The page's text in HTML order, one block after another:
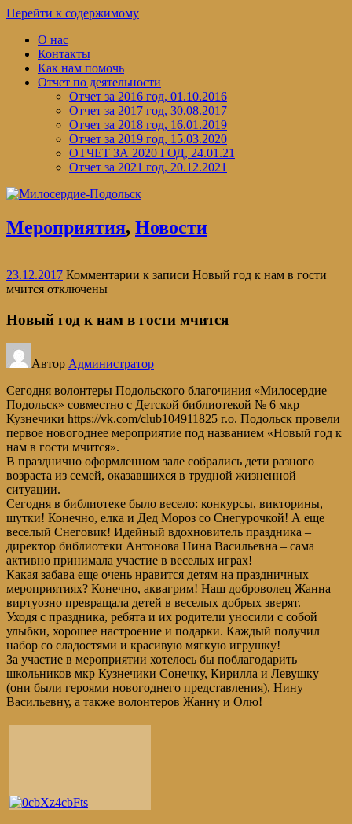
Перейти к содержимому
О нас
Контакты
Как нам помочь
Отчет по деятельности
Отчет за 2016 год, 01.10.2016
Отчет за 2017 год, 30.08.2017
Отчет за 2018 год, 16.01.2019
Отчет за 2019 год, 15.03.2020
ОТЧЕТ ЗА 2020 ГОД, 24.01.21
Отчет за 2021 год, 20.12.2021
Мероприятия, Новости
23.12.2017 Комментарии к записи Новый год к нам в гости
мчится отключены
Новый год к нам в гости мчится
Автор Администратор
Сегодня волонтеры Подольского благочиния «Милосердие –
Подольск» совместно с Детской библиотекой № 6 мкр
Кузнечики https://vk.com/club104911825 г.о. Подольск провели
первое новогоднее мероприятие под названием «Новый год к
нам в гости мчится».
В празднично оформленном зале собрались дети разного
возраста из семей, оказавшихся в трудной жизненной
ситуации.
Сегодня в библиотеке было весело: конкурсы, викторины,
шутки! Конечно, елка и Дед Мороз со Снегурочкой! А еще
веселый Снеговик! Идейный вдохновитель праздника –
директор библиотеки Антонова Нина Васильевна – сама
активно принимала участие в веселых играх!
Какая забава еще очень нравится детям на праздничных
мероприятиях? Конечно, аквагрим! Наш доброволец Жанна
виртуозно превращала детей в веселых добрых зверят.
Уходя с праздника, ребята и их родители уносили с собой
улыбки, хорошее настроение и подарки. Каждый получил
набор со сладостями и красивую мягкую игрушку!
За участие в мероприятии хотелось бы поблагодарить
школьников мкр Кузнечики Сонечку, Кирилла и Левушку
(они были героями новогоднего представления), Нину
Васильевну, а также волонтеров Жанну и Олю!